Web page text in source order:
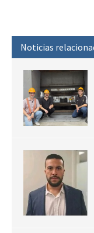
Noticias